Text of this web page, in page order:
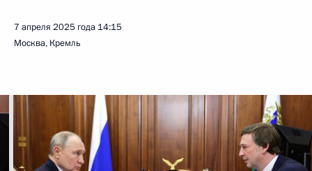
7 апреля 2025 года 14:15
Москва, Кремль